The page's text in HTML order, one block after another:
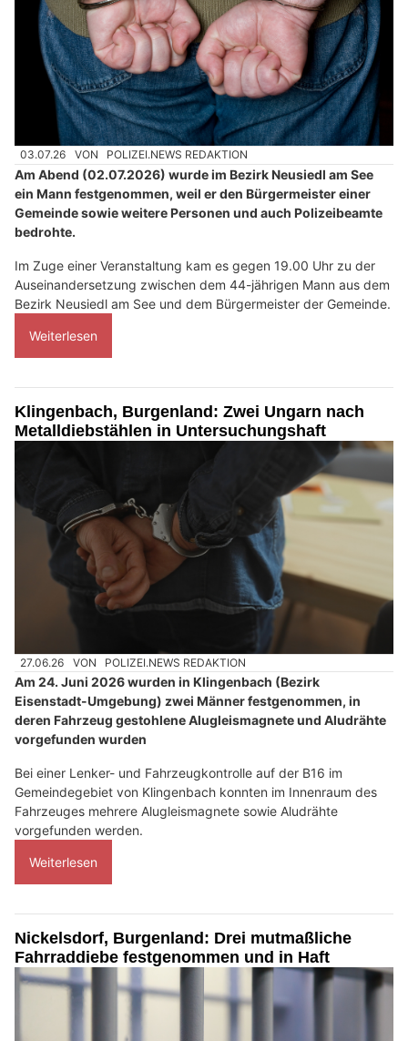
03.07.26 VON POLIZEI.NEWS REDAKTION
Am Abend (02.07.2026) wurde im Bezirk Neusiedl am See
ein Mann festgenommen, weil er den Bürgermeister einer
Gemeinde sowie weitere Personen und auch Polizeibeamte
bedrohte.
Im Zuge einer Veranstaltung kam es gegen 19.00 Uhr zu der
Auseinandersetzung zwischen dem 44-jährigen Mann aus dem
Bezirk Neusiedl am See und dem Bürgermeister der Gemeinde.
Weiterlesen
Klingenbach, Burgenland: Zwei Ungarn nach
Metalldiebstählen in Untersuchungshaft
27.06.26 VON POLIZEI.NEWS REDAKTION
Am 24. Juni 2026 wurden in Klingenbach (Bezirk
Eisenstadt-Umgebung) zwei Männer festgenommen, in
deren Fahrzeug gestohlene Alugleismagnete und Aludrähte
vorgefunden wurden
Bei einer Lenker- und Fahrzeugkontrolle auf der B16 im
Gemeindegebiet von Klingenbach konnten im Innenraum des
Fahrzeuges mehrere Alugleismagnete sowie Aludrähte
vorgefunden werden.
Weiterlesen
Nickelsdorf, Burgenland: Drei mutmaßliche
Fahrraddiebe festgenommen und in Haft